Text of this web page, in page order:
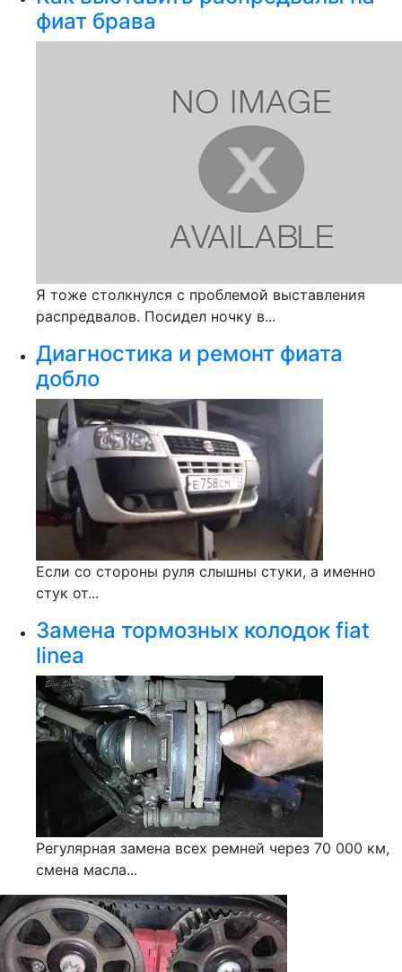
фиат брава
Я тоже столкнулся с проблемой выставления
распредвалов. Посидел ночку в...
Диагностика и ремонт фиата
добло
Если со стороны руля слышны стуки, а именно
стук от...
Замена тормозных колодок fiat
linea
Регулярная замена всех ремней через 70 000 км,
смена масла...